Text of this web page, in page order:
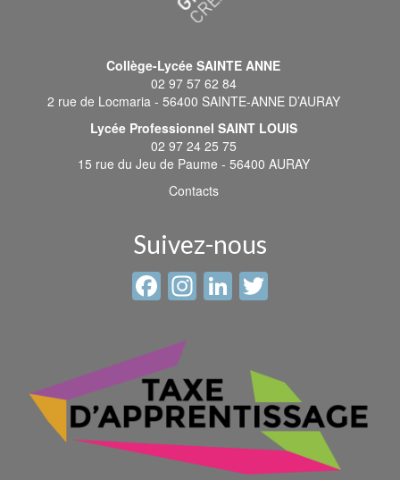
Collège-Lycée SAINTE ANNE
02 97 57 62 84
2 rue de Locmaria - 56400 SAINTE-ANNE D’AURAY
Lycée Professionnel SAINT LOUIS
02 97 24 25 75
15 rue du Jeu de Paume - 56400 AURAY
Contacts
Suivez-nous
Facebook
Instagram
LinkedIn